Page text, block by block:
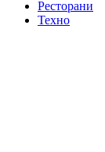
Ресторани
Техно